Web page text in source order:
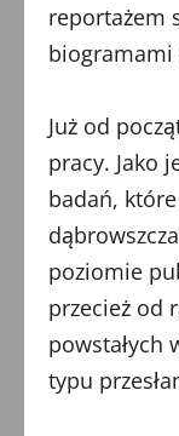
reportażem
biogramami
Już od
pracy. Jako
badań,
poziomie
przecież od
powstałych
typu